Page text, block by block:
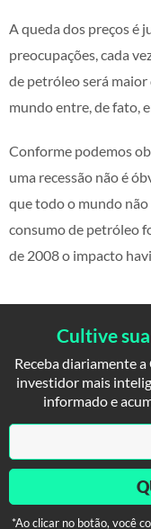
A queda dos preços é
preocupações, cada
de petróleo será maior
mundo entre, de fato,
Conforme podemos
uma recessão não é
que todo o mundo não
consumo de petróleo
de 2008 o impacto
Cultive
Receba diariamente
investidor mais
informado e
*Ao clicar no botão, você